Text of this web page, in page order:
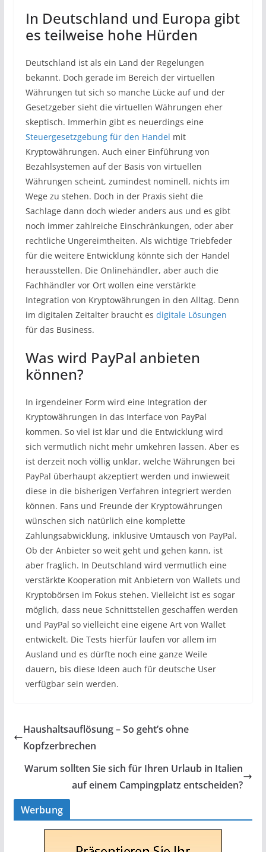
In Deutschland und Europa gibt
es teilweise hohe Hürden
Deutschland ist als ein Land der Regelungen
bekannt. Doch gerade im Bereich der virtuellen
Währungen tut sich so manche Lücke auf und der
Gesetzgeber sieht die virtuellen Währungen eher
skeptisch. Immerhin gibt es neuerdings eine
Steuergesetzgebung für den Handel mit
Kryptowährungen. Auch einer Einführung von
Bezahlsystemen auf der Basis von virtuellen
Währungen scheint, zumindest nominell, nichts im
Wege zu stehen. Doch in der Praxis sieht die
Sachlage dann doch wieder anders aus und es gibt
noch immer zahlreiche Einschränkungen, oder aber
rechtliche Ungereimtheiten. Als wichtige Triebfeder
für die weitere Entwicklung könnte sich der Handel
herausstellen. Die Onlinehändler, aber auch die
Fachhändler vor Ort wollen eine verstärkte
Integration von Kryptowährungen in den Alltag. Denn
im digitalen Zeitalter braucht es digitale Lösungen
für das Business.
Was wird PayPal anbieten
können?
In irgendeiner Form wird eine Integration der
Kryptowährungen in das Interface von PayPal
kommen. So viel ist klar und die Entwicklung wird
sich vermutlich nicht mehr umkehren lassen. Aber es
ist derzeit noch völlig unklar, welche Währungen bei
PayPal überhaupt akzeptiert werden und inwieweit
diese in die bisherigen Verfahren integriert werden
können. Fans und Freunde der Kryptowährungen
wünschen sich natürlich eine komplette
Zahlungsabwicklung, inklusive Umtausch von PayPal.
Ob der Anbieter so weit geht und gehen kann, ist
aber fraglich. In Deutschland wird vermutlich eine
verstärkte Kooperation mit Anbietern von Wallets und
Kryptobörsen im Fokus stehen. Vielleicht ist es sogar
möglich, dass neue Schnittstellen geschaffen werden
und PayPal so vielleicht eine eigene Art von Wallet
entwickelt. Die Tests hierfür laufen vor allem im
Ausland und es dürfte noch eine ganze Weile
dauern, bis diese Ideen auch für deutsche User
verfügbar sein werden.
Haushaltsauflösung – So geht’s ohne
Kopfzerbrechen
Warum sollten Sie sich für Ihren Urlaub in Italien
auf einem Campingplatz entscheiden?
Werbung